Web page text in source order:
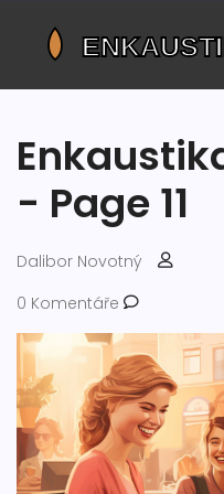
- Page 11
Dalibor Novotný
0 Komentáře